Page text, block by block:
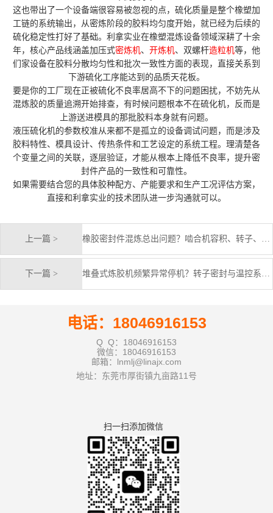
这也带出了一个设备端很容易被忽视的点，硫化质量是整个橡塑加
工链的系统输出，从密炼阶段的胶料均匀度开始，就已经为后续的
硫化稳定性打好了基础。利拿实业在橡塑混炼设备领域深耕了十余
年，核心产品线涵盖加压式密炼机、 开炼机、双螺杆造粒机等，他
们家设备在胶料分散均匀性和批次一致性方面的表现，直接关系到
下游硫化工序能达到的品质天花板。
要是你的工厂现在正被硫化不良率居高不下的问题困扰，不妨先从
混炼胶的质量追溯开始排查，有时候问题根本不在硫化机，反而是
上游送进模具的那批胶料本身就有问题。
液压硫化机的参数校准从来都不是孤立的设备调试问题，而是涉及
胶料特性、模具设计、传热条件和工艺设定的系统工程。理清楚各
个变量之间的关联，逐层验证，才能从根本上降低不良率，提升密
封件产品的一致性和可靠性。
如果需要结合您的具体胶种配方、产能要求和生产工况评估方案，
直接和利拿实业的技术团队进一步沟通就可以。
上一篇 > 橡胶密封件混炼总出问题？啮合机容积、转子、温控配置要点
下一篇 > 堆叠式炼胶机频繁异常停机？转子密封与温控系统排查思路
电话：18046916153
Q Q：18046916153
微信：18046916153
邮箱：lnmlj@linajx.com
地址：东莞市厚街镇九亩路11号
扫一扫添加微信